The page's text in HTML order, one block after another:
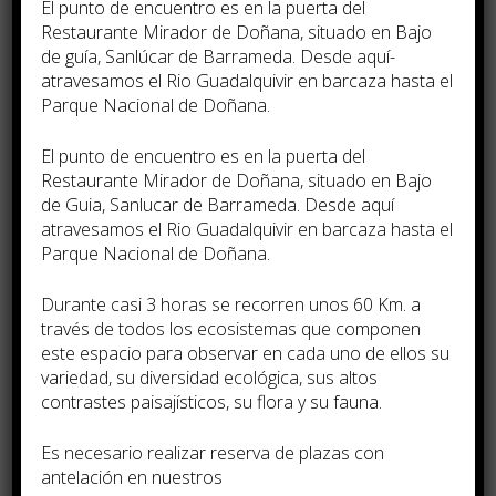
las personas mayores. Por un lado,
incorporando al proceso la perspectiva
de diferentes agentes vinculados al
representantes de las personas mayores
y de los beneficiaros directos del
programa, y por otro lado, mediante la
técnicos y económicos realizada por
agentes externos mediante un proceso
de consultoría.
Fruto de todo ello, el programa es capaz
de hacer frente a los retos de calidad,
El punto de encuentro es en la puerta del
Restaurante Mirador de Doñana, situado en Bajo
de guía, Sanlúcar de Barrameda. Desde aquí­
atravesamos el Rio Guadalquivir en barcaza hasta el
Parque Nacional de Doñana.
El punto de encuentro es en la puerta del
Restaurante Mirador de Doñana, situado en Bajo
de Guia, Sanlucar de Barrameda. Desde aquí
atravesamos el Rio Guadalquivir en barcaza hasta el
Parque Nacional de Doñana.
Durante casi 3 horas se recorren unos 60 Km. a
través de todos los ecosistemas que componen
este espacio para observar en cada uno de ellos su
variedad, su diversidad ecológica, sus altos
contrastes paisají­sticos, su flora y su fauna.
Es necesario realizar reserva de plazas con
antelación en nuestros